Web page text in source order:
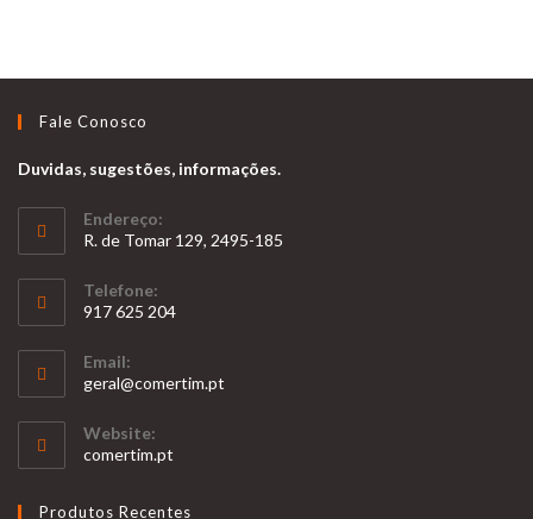
Fale Conosco
Duvidas, sugestões, informações.
Endereço:
R. de Tomar 129, 2495-185
Telefone:
917 625 204
in
your
application
Email:
geral@comertim.pt
Website:
comertim.pt
Produtos Recentes